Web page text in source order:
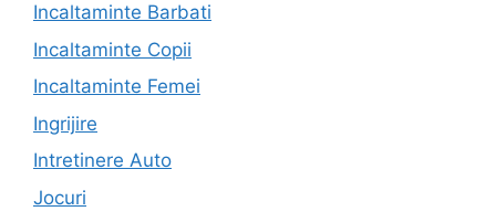
Incaltaminte Barbati
Incaltaminte Copii
Incaltaminte Femei
Ingrijire
Intretinere Auto
Jocuri